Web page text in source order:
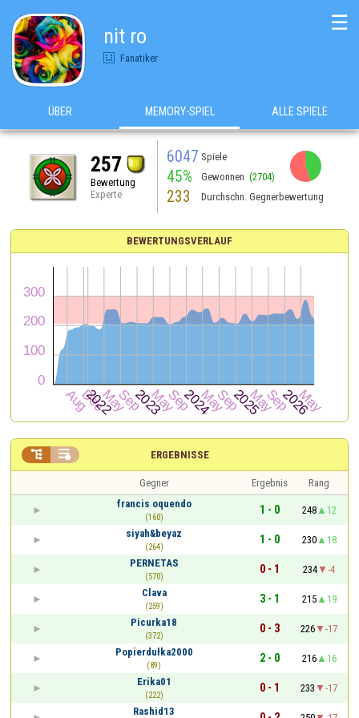
nit ro
Fanatiker
☰
ÜBER MEMORY-SPIEL ALLE SPIELE
257
Bewertung
Experte
6047 Spiele
45% Gewonnen (2704)
233 Durchschn. Gegnerbewertung
BEWERTUNGSVERLAUF
ERGEBNISSE
 
Gegner Ergebnis
Rang
francis oquendo
(160)
1 - 0 248
12
siyah&beyaz
(264)
1 - 0 230
18
PERNETAS
(570)
0 - 1 234
-4
Clava
(259)
3 - 1 215
19
Picurka18
(372)
0 - 3 226
-17
Popierdułka2000
(89)
2 - 0 216
16
Erika01
(222)
0 - 1 233
-17
Rashid13